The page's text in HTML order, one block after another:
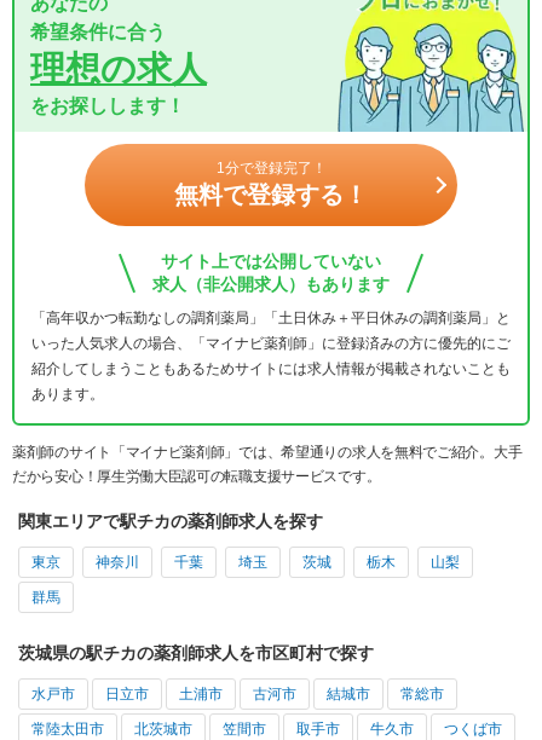
希望条件に合う
理想の求人
をお探しします！
1分で登録完了！
無料で登録する！
サイト上では公開していない
求人（非公開求人）もあります
「高年収かつ転勤なしの調剤薬局」「土日休み＋平日休みの調剤薬局」と
いった人気求人の場合、「マイナビ薬剤師」に登録済みの方に優先的にご
紹介してしまうこともあるためサイトには求人情報が掲載されないことも
あります。
薬剤師のサイト「マイナビ薬剤師」では、希望通りの求人を無料でご紹介。大手
だから安心！厚生労働大臣認可の転職支援サービスです。
関東エリアで駅チカの薬剤師求人を探す
東京 神奈川 千葉 埼玉 茨城 栃木 山梨
群馬
茨城県の駅チカの薬剤師求人を市区町村で探す
水戸市 日立市 土浦市 古河市 結城市 常総市
常陸太田市 北茨城市 笠間市 取手市 牛久市 つくば市